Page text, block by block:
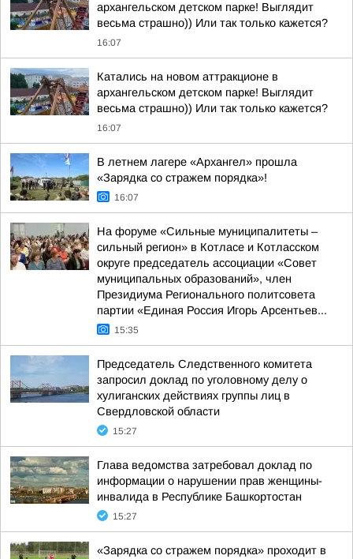
архангельском детском парке! Выглядит
весьма страшно)) Или так только кажется?
16:07
Катались на новом аттракционе в
архангельском детском парке! Выглядит
весьма страшно)) Или так только кажется?
16:07
В летнем лагере «Архангел» прошла
«Зарядка со стражем порядка»!
16:07
На форуме «Сильные муниципалитеты –
сильный регион» в Котласе и Котласском
округе председатель ассоциации «Совет
муниципальных образований», член
Президиума Регионального политсовета
партии «Единая Россия Игорь Арсентьев...
15:35
Председатель Следственного комитета
запросил доклад по уголовному делу о
хулиганских действиях группы лиц в
Свердловской области
15:27
Глава ведомства затребовал доклад по
информации о нарушении прав женщины-
инвалида в Республике Башкортостан
15:27
«Зарядка со стражем порядка» проходит в